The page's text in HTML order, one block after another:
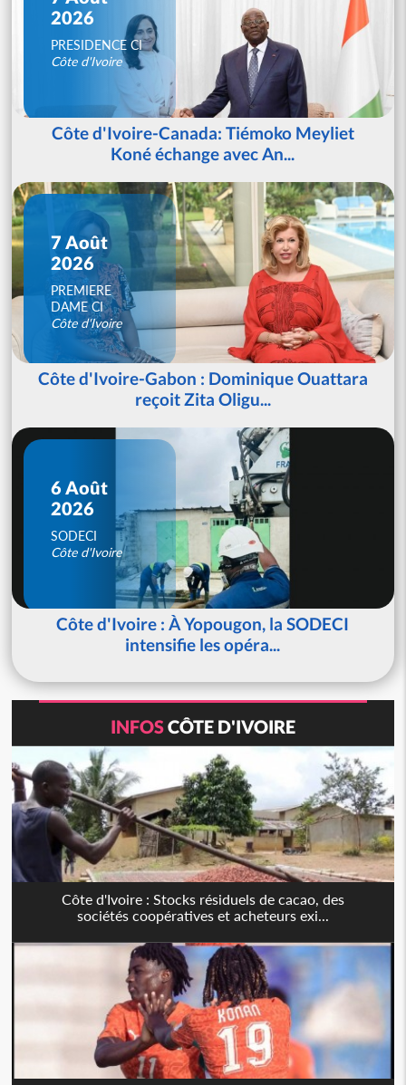
2026
PRESIDENCE CI
Côte d'Ivoire
Côte d'Ivoire-Canada: Tiémoko Meyliet
Koné échange avec An...
7 Août
2026
PREMIERE
DAME CI
Côte d'Ivoire
Côte d'Ivoire-Gabon : Dominique Ouattara
reçoit Zita Oligu...
6 Août
2026
SODECI
Côte d'Ivoire
Côte d'Ivoire : À Yopougon, la SODECI
intensifie les opéra...
INFOSCÔTE D'IVOIRE
Côte d'Ivoire : Stocks résiduels de cacao, des
sociétés coopératives et acheteurs exi...